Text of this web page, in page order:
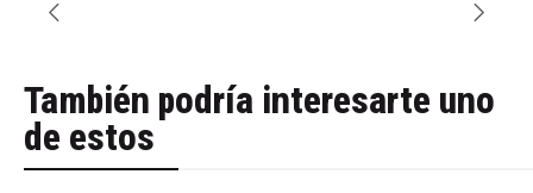
También podría interesarte uno
de estos